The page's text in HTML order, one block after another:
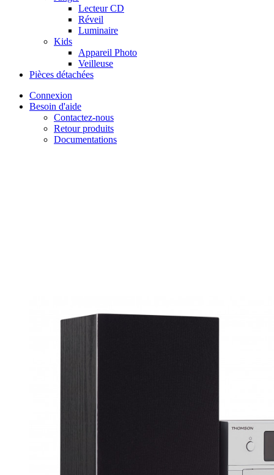
Lecteur CD
Réveil
Luminaire
Kids
Appareil Photo
Veilleuse
Pièces détachées
Connexion
Besoin d'aide
Contactez-nous
Retour produits
Documentations